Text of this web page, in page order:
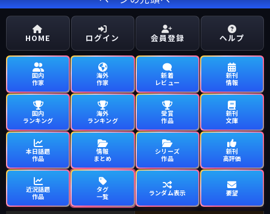
HOME ログイン 会員登録 ヘルプ
国内
作家
海外
作家
新着
レビュー
新刊
情報
国内
ランキング
海外
ランキング
受賞
作品
新刊
文庫
本日話題
作品
情報
まとめ
シリーズ
作品
新刊
高評価
近況話題
作品
タグ
一覧
ランダム表示 要望